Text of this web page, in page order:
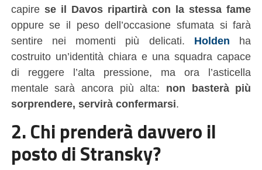
capire se il Davos ripartirà con la stessa fame
oppure se il peso dell’occasione sfumata si farà
sentire nei momenti più delicati. Holden ha
costruito un’identità chiara e una squadra capace
di reggere l’alta pressione, ma ora l’asticella
mentale sarà ancora più alta: non basterà più
sorprendere, servirà confermarsi.
2. Chi prenderà davvero il
posto di Stransky?